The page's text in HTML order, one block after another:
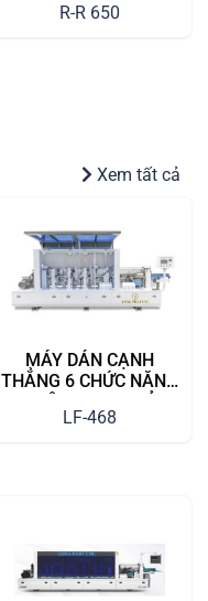
R-R 650
Xem tất cả
MÁY DÁN CẠNH
THẲNG 6 CHỨC NĂNG
PHÁP HOÀN HẢO CHO
LF-468